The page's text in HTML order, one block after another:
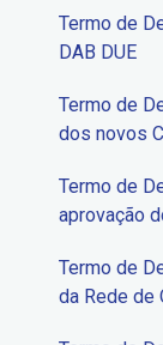
Termo de
DAB DUE
Termo de
dos novos
Termo de
aprovação
Termo de
da Rede de